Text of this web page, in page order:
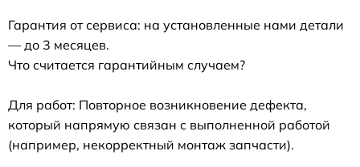
Гарантия от сервиса: на установленные нами детали
— до 3 месяцев.
Что считается гарантийным случаем?
Для работ: Повторное возникновение дефекта,
который напрямую связан с выполненной работой
(например, некорректный монтаж запчасти).